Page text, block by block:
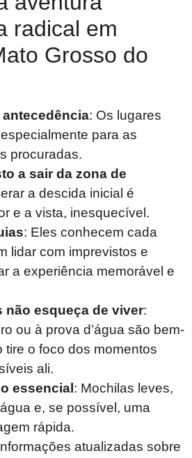
radical em
Grosso do
: Os lugares
para as
procuradas.
a sair da zona de
a descida inicial é
e a vista, inesquecível.
: Eles conhecem cada
lidar com imprevistos e
a experiência memorável e
não esqueça de viver:
ou à prova d’água são bem-
tire o foco dos momentos
ali.
essencial : Mochilas leves,
e, se possível, uma
rápida.
atualizadas sobre